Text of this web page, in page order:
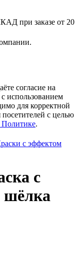
при заказе от 20
согласие на
использованием
для корректной
с целью
.
с эффектом
с
шёлка